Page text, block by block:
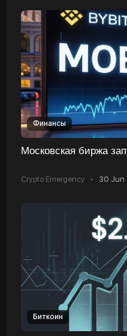
Финансы
Московская биржа
Crypto Emergency · 30 Jun
Биткоин